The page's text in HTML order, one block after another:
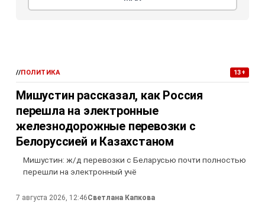
//ПОЛИТИКА 13+
Мишустин рассказал, как Россия
перешла на электронные
железнодорожные перевозки с
Белоруссией и Казахстаном
Мишустин: ж/д перевозки с Беларусью почти полностью
перешли на электронный учё
7 августа 2026, 12:46Светлана Капкова